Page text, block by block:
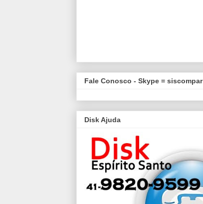
Fale Conosco - Skype = siscompar
Disk Ajuda